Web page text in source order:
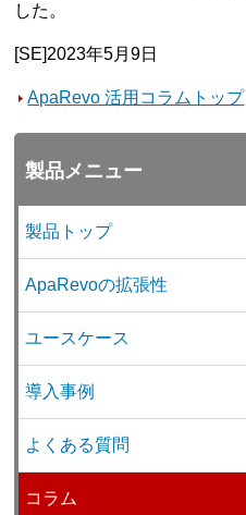
した。
[SE]2023年5月9日
ApaRevo 活用コラムトップ
製品メニュー
製品トップ
ApaRevoの拡張性
ユースケース
導入事例
よくある質問
コラム